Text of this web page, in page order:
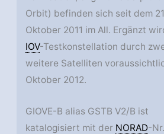
Orbit) befinden sich seit dem
Oktober 2011 im All. Ergänzt
IOV-Testkonstellation durch
weitere Satelliten
Oktober 2012.
GIOVE-B alias GSTB V2/B ist
katalogisiert mit der NORAD-Nr.